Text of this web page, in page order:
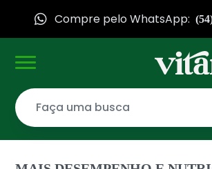
Compre pelo WhatsApp: